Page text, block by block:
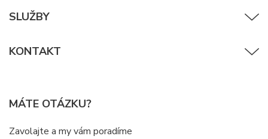
SLUŽBY
KONTAKT
MÁTE OTÁZKU?
Zavolajte a my vám poradíme